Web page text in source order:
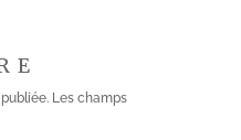
Les champs